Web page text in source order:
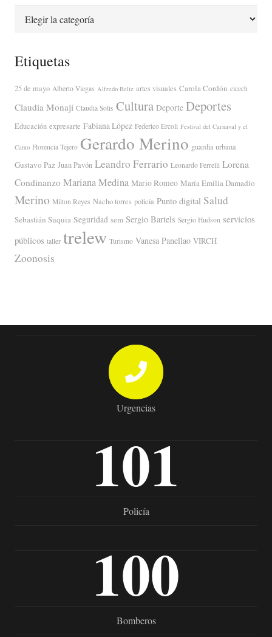
Categorías
Etiquetas
25 de mayo Alberto Viegas Alfredo Beliz artes visuales Carola Cordón cicech
Claudia Monají Claudia Solis Cultura Deporte Deportes
Educación expresarte Fabiana López Federico Ercoli Festival del Carnaval y el
Canto Florencia Tejero Gerardo Merino guardia urbana
Gustavo Paz Juan Pavón Leandro Ferrario Leonardo Ferrelli Lorena
Condinanzo Mariana Medina Mario Romeo María Emilia Damadio
Merino Milton Reyes Nacho torres policía Punto digital Salud
Sebastián Suquia Seguridad sem Sergio Bartels Sergio Hudson servicios
públicos taller trelew Turismo Vanesa Panellao VIRCH
Zoonosis
Urgencias
101
Policía
100
Bomberos